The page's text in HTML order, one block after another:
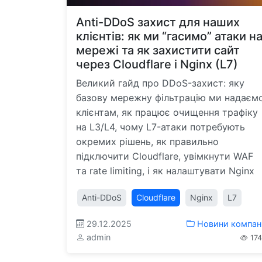
Anti-DDoS захист для наших
клієнтів: як ми “гасимо” атаки на
мережі та як захистити сайт
через Cloudflare і Nginx (L7)
Великий гайд про DDoS-захист: яку
базову мережну фільтрацію ми
клієнтам, як працює очищення трафіку
на L3/L4, чому L7-атаки потребують
окремих рішень, як правильно
підключити Cloudflare, увімкнути WAF
та rate limiting, і як налаштувати Nginx
Anti-DDoS Cloudflare Nginx L7
29.12.2025
admin
Новини